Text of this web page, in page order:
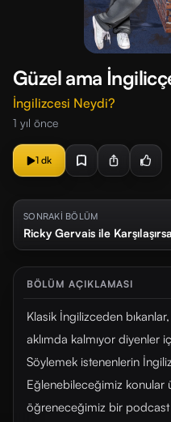
Güzel ama
İngilizcesi Neydi?
1 yıl önce
1 dk
SONRAKİ BÖLÜM
Ricky Gervais ile
BÖLÜM AÇIKLAMASI
Klasik İngilizceden
aklımda kalmıyor diyenler
Söylemek istenenlerin
Eğlenebileceğimiz konular
öğreneceğimiz bir podcast